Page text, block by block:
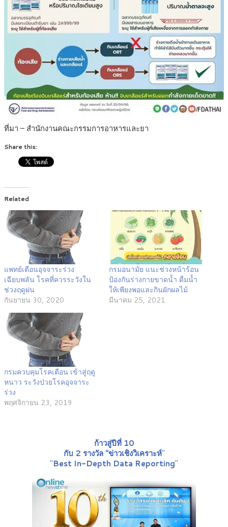
ที่มา – สำนักงานคณะกรรมการอาหารและยา
Share this:
Related
แพทย์เตือนอุจจาระร่วง
เฉียบพลัน โรคที่ควรระวังใน
ช่วงฤดูฝน
กันยายน 30, 2020
กรมอนามัย แนะช่วงหน้าร้อน
ป้องกันร่างกายขาดน้ำ ดื่มน้ำ
ให้เพียงพอและกินผักผลไม้
มีนาคม 25, 2021
กรมควบคุมโรคเตือน เข้าสู่ฤดู
หนาว ระวังป่วยโรคอุจจาระ
ร่วง
พฤศจิกายน 23, 2019
ก้าวสู่ปีที่ 10
กับ 2 รางวัล "ข่าวเชิงวิเคราะห์"
"Best In-Depth Data Reporting"